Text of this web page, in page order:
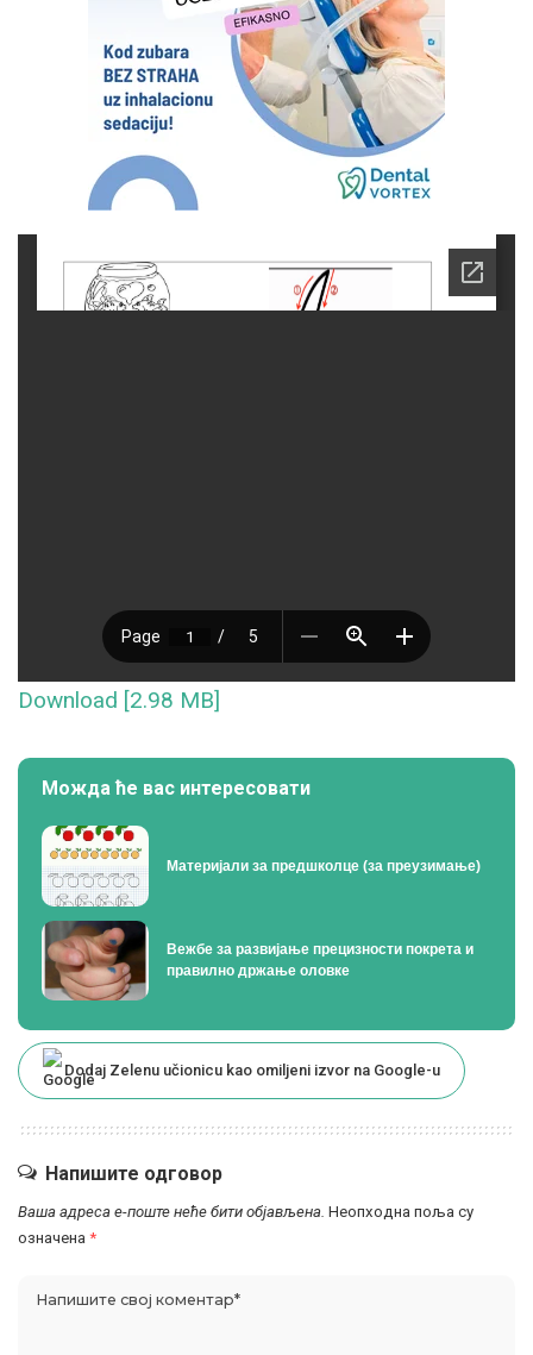
Download [2.98 MB]
Можда ће вас интересовати
Материјали за предшколце (за преузимање)
Вежбе за развијање прецизности покрета и
правилно држање оловке
Dodaj Zelenu učionicu kao omiljeni izvor na Google-u
Напишите одговор
Ваша адреса е-поште неће бити објављена. Неопходна поља су
означена *